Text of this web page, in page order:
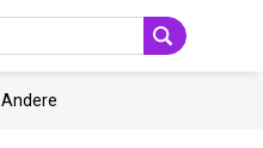
Andere